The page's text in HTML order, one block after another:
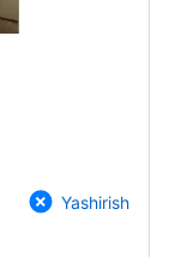
Yashirish